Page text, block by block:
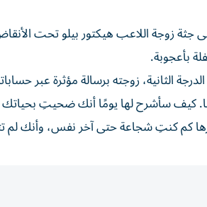
جثة زوجة اللاعب هيكتور بيلو تحت
بأعجوبة.
الثانية، زوجته برسالة مؤثرة عبر
كيف سأشرح لها يومًا أنك ضحيتِ بحياتك
كم كنتِ شجاعة حتى آخر نفس، وأنك لم